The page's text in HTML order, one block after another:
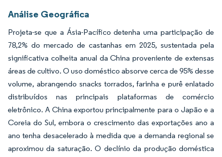
Análise Geográfica
Projeta-se que a Ásia-Pacífico detenha uma participação de
78,2% do mercado de castanhas em 2025, sustentada pela
significativa colheita anual da China proveniente de extensas
áreas de cultivo. O uso doméstico absorve cerca de 95% desse
volume, abrangendo snacks torrados, farinha e purê enlatado
distribuídos nas principais plataformas de comércio
eletrônico. A China exportou principalmente para o Japão e a
Coreia do Sul, embora o crescimento das exportações ano a
ano tenha desacelerado à medida que a demanda regional se
aproximou da saturação. O declínio da produção doméstica